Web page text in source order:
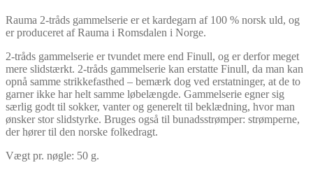
Rauma 2-tråds gammelserie er et kardegarn af 100 % norsk uld, og
er produceret af Rauma i Romsdalen i Norge.
2-tråds gammelserie er tvundet mere end Finull, og er derfor meget
mere slidstærkt. 2-tråds gammelserie kan erstatte Finull, da man kan
opnå samme strikkefasthed – bemærk dog ved erstatninger, at de to
garner ikke har helt samme løbelængde. Gammelserie egner sig
særlig godt til sokker, vanter og generelt til beklædning, hvor man
ønsker stor slidstyrke. Bruges også til bunadsstrømper: strømperne,
der hører til den norske folkedragt.
Vægt pr. nøgle: 50 g.